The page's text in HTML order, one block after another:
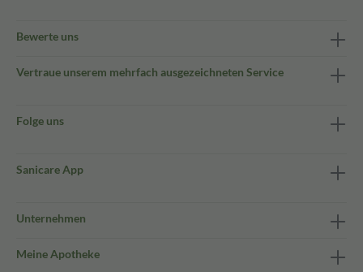
Bewerte uns
Vertraue unserem mehrfach ausgezeichneten Service
Folge uns
Sanicare App
Unternehmen
Meine Apotheke